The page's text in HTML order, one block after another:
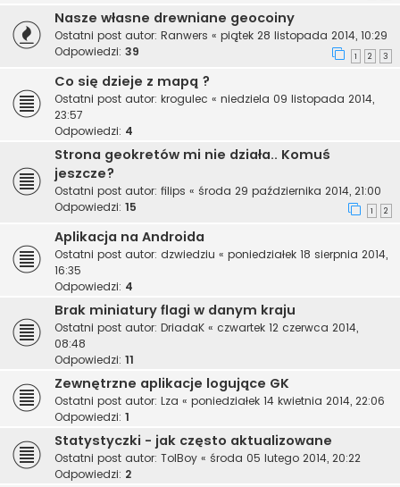
Nasze własne drewniane geocoiny
Ostatni post autor: Ranwers « piątek 28 listopada 2014, 10:29
Odpowiedzi: 39 1 2 3
Co się dzieje z mapą ?
Ostatni post autor: krogulec « niedziela 09 listopada 2014,
23:57
Odpowiedzi: 4
Strona geokretów mi nie działa.. Komuś
jeszcze?
Ostatni post autor: filips « środa 29 października 2014, 21:00
Odpowiedzi: 15 1 2
Aplikacja na Androida
Ostatni post autor: dzwiedziu « poniedziałek 18 sierpnia 2014,
16:35
Odpowiedzi: 4
Brak miniatury flagi w danym kraju
Ostatni post autor: DriadaK « czwartek 12 czerwca 2014,
08:48
Odpowiedzi: 11
Zewnętrzne aplikacje logujące GK
Ostatni post autor: Lza « poniedziałek 14 kwietnia 2014, 22:06
Odpowiedzi: 1
Statystyczki - jak często aktualizowane
Ostatni post autor: TolBoy « środa 05 lutego 2014, 20:22
Odpowiedzi: 2